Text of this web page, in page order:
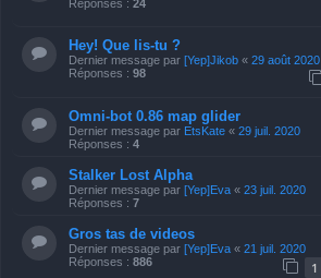
Réponses : 24
Hey! Que lis-tu ?
Dernier message par [Yep]Jikob « 29 août 2020
Réponses : 98
Omni-bot 0.86 map glider
Dernier message par EtsKate « 29 juil. 2020
Réponses : 4
Stalker Lost Alpha
Dernier message par [Yep]Eva « 23 juil. 2020
Réponses : 7
Gros tas de videos
Dernier message par [Yep]Eva « 21 juil. 2020
Réponses : 886 1